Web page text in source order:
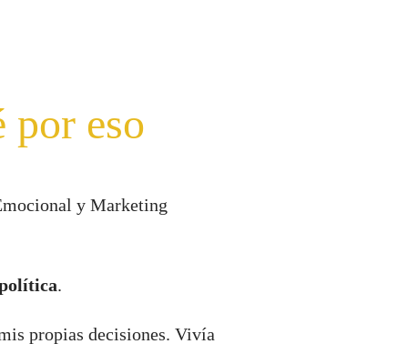
por eso
y Marketing
.
propias decisiones. Vivía